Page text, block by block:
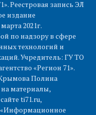
Реестровая запись ЭЛ
издание
2021г.
по надзору в сфере
технологий и
Учредитель: ГУ ТО
«Регион 71».
Полина
на материалы,
ti71.ru,